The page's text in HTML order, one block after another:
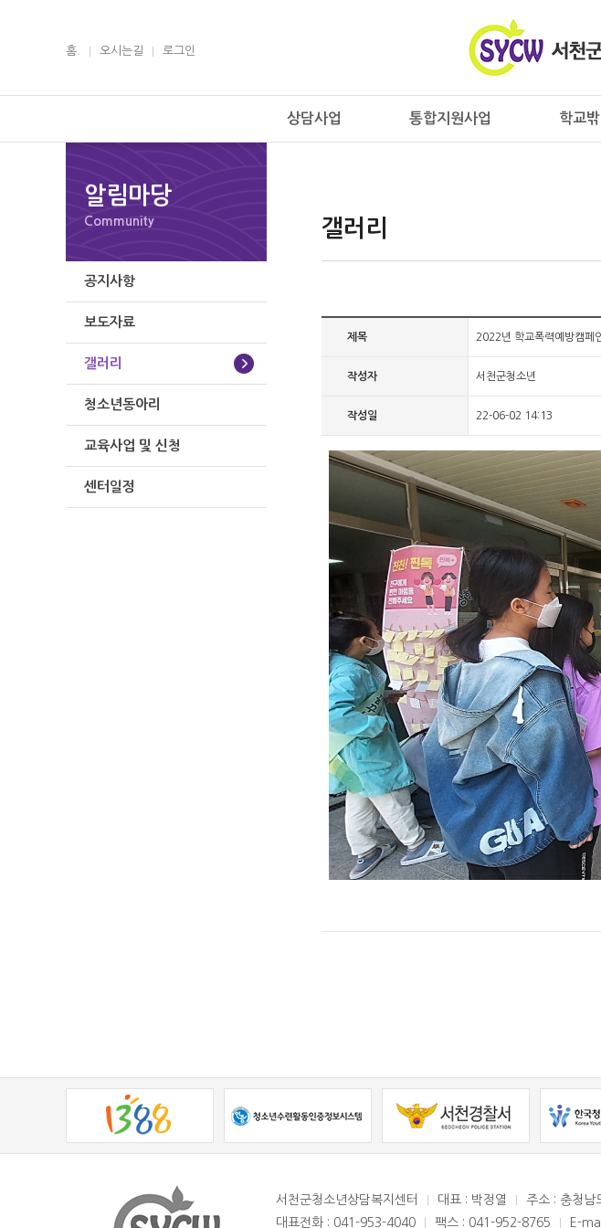
홈. 오시는길 로그인
상담사업 통합지원사업 학교
알림마당
Community
공지사항
보도자료
갤러리
청소년동아리
교육사업 및 신청
센터일정
갤러리
제목 2022년 학교폭력예방캠페
작성자 서천군청소년
작성일 22-06-02 14:13
서천군청소년상담복지센터 대표 : 박정열
주소 : 충청남
대표전화 : 041-953-4040
팩스 : 041-952-8765 E-